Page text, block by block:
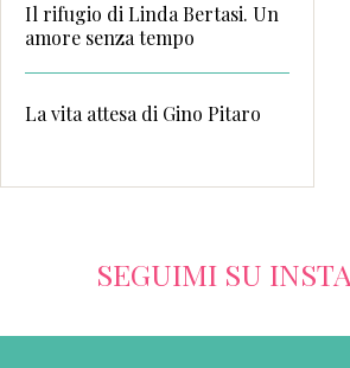
Il rifugio di Linda Bertasi. Un
amore senza tempo
La vita attesa di Gino Pitaro
SEGUIMI SU